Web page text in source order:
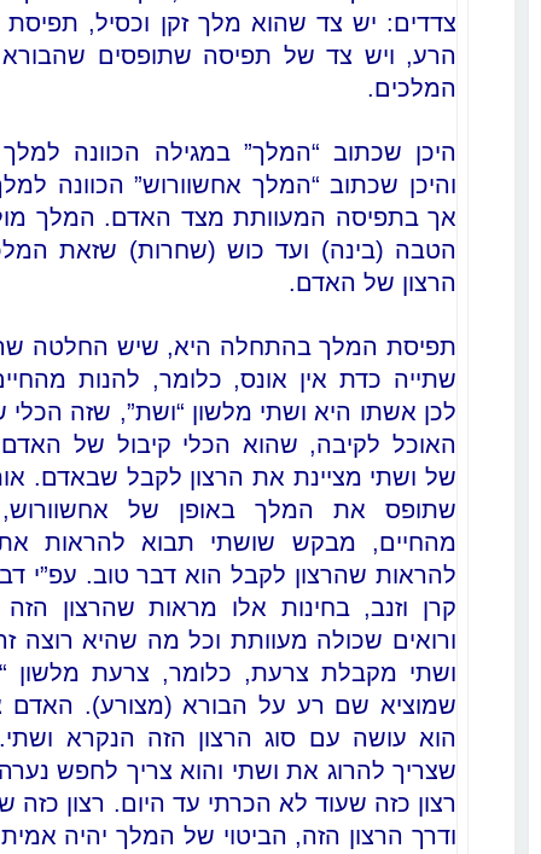
צדדים: יש צד שהוא מלך זקן וכסיל,
הרע, ויש צד של תפיסה שתופסים
המלכים.
היכן שכתוב “המלך” במגילה הכוונה
והיכן שכתוב “המלך אחשוורוש” הכוונה
אך בתפיסה המעוותת מצד האדם. המלך
הטבה (בינה) ועד כוש (שחרות) שזאת
הרצון של האדם.
תפיסת המלך בהתחלה היא, שיש החלטה
שתייה כדת אין אונס, כלומר, להנות
לכן אשתו היא ושתי מלשון “ושת”, שזה
האוכל לקיבה, שהוא הכלי קיבול של
של ושתי מציינת את הרצון לקבל שבאדם.
שתופס את המלך באופן של
מהחיים, מבקש שושתי תבוא להראות את
להראות שהרצון לקבל הוא דבר טוב. עפ”י
קרן וזנב, בחינות אלו מראות שהרצון
ורואים שכולה מעוותת וכל מה שהיא רוצה
ושתי מקבלת צרעת, כלומר, צרעת מלשון
שמוציא שם רע על הבורא (מצורע). האדם
הוא עושה עם סוג הרצון הזה הנקרא
שצריך להרוג את ושתי והוא צריך לחפש
רצון כזה שעוד לא הכרתי עד היום. רצון כזה
ודרך הרצון הזה, הביטוי של המלך יהיה